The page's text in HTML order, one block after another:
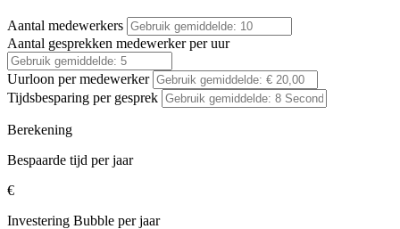
Aantal medewerkers
Aantal gesprekken medewerker per uur
Uurloon per medewerker
Tijdsbesparing per gesprek
Berekening
Bespaarde tijd per jaar
€
Investering Bubble per jaar